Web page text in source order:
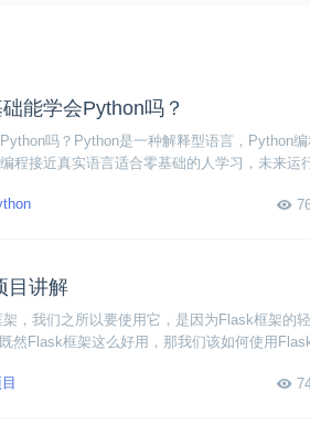
能学会Python吗？
吗？Python是一种解释型语言，Python
程接近真实语言适合零基础的人学习，未来运
目讲解
，我们之所以要使用它，是因为Flask框架的
然Flask框架这么好用，那我们该如何使用
的搭建。